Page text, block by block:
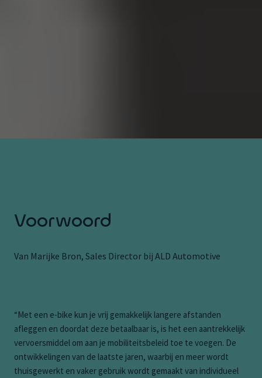
Voorwoord
Van Marijke Bron, Sales Director bij ALD Automotive
“Met een e-bike kun je vrij gemakkelijk langere afstanden
afleggen en doordat deze betaalbaar is, is het een aantrekkelijk
vervoersmiddel om aan je mobiliteitsbeleid toe te voegen. De
ontwikkelingen van de laatste jaren, waarbij en meer wordt
thuisgewerkt en vaker gebruik wordt gemaakt van individueel